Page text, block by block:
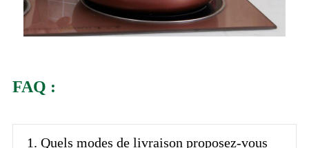
FAQ :
1. Quels modes de livraison proposez-vous